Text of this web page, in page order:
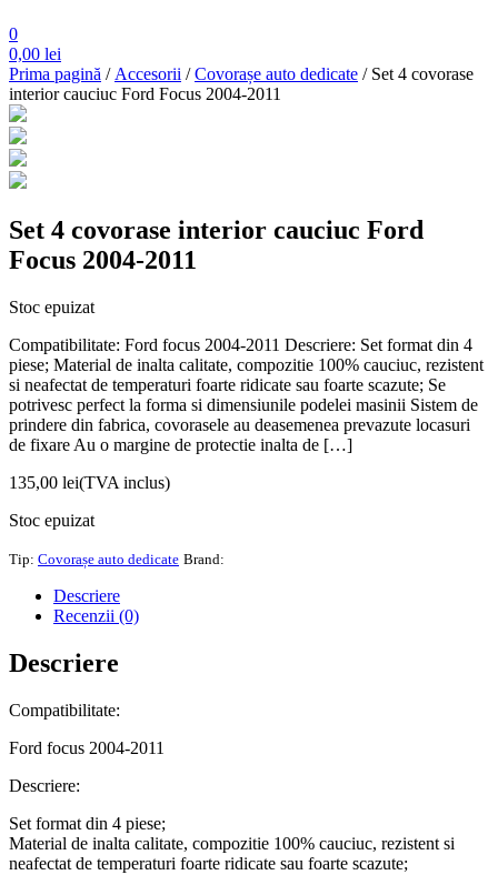
0
0,00 lei
Prima pagină /Accesorii /Covorașe auto dedicate / Set 4 covorase
interior cauciuc Ford Focus 2004-2011
Set 4 covorase interior cauciuc Ford
Focus 2004-2011
Stoc epuizat
Compatibilitate: Ford focus 2004-2011 Descriere: Set format din 4
piese; Material de inalta calitate, compozitie 100% cauciuc, rezistent
si neafectat de temperaturi foarte ridicate sau foarte scazute; Se
potrivesc perfect la forma si dimensiunile podelei masinii Sistem de
prindere din fabrica, covorasele au deasemenea prevazute locasuri
de fixare Au o margine de protectie inalta de […]
135,00 lei(TVA inclus)
Stoc epuizat
Tip: Covorașe auto dedicate Brand:
Descriere
Recenzii (0)
Descriere
Compatibilitate:
Ford focus 2004-2011
Descriere:
Set format din 4 piese;
Material de inalta calitate, compozitie 100% cauciuc, rezistent si
neafectat de temperaturi foarte ridicate sau foarte scazute;